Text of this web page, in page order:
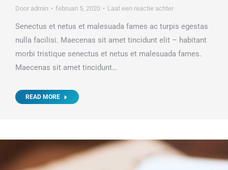
Door admin februari 5, 2020 Laat een reactie achter
Senectus et netus et malesuada fames ac turpis egestas
nulla facilisi. Maecenas sit amet tincidunt elit – habitant
morbi tristique senectus et netus et malesuada fames.
Maecenas sit amet tincidunt…
READ MORE